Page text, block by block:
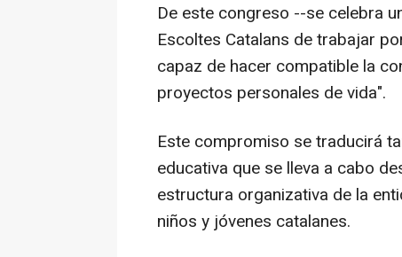
De este congreso --se celebra
Escoltes Catalans de trabajar
capaz de hacer compatible la
proyectos personales de vida".
Este compromiso se traducirá
educativa que se lleva a cabo
estructura organizativa de la
niños y jóvenes catalanes.